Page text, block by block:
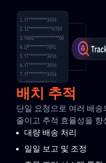
배치 추적
단일 요청으로 여러 배
줄이고 추적 효율성을 향
대량 배송 처리
일일 보고 및 조정